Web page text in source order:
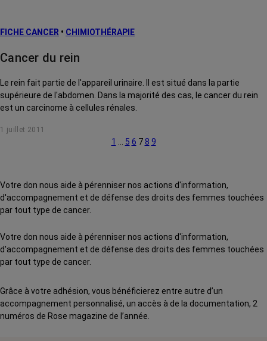
FICHE CANCER • CHIMIOTHÉRAPIE
Cancer du rein
Le rein fait partie de l'appareil urinaire. Il est situé dans la partie
supérieure de l'abdomen. Dans la majorité des cas, le cancer du rein
est un carcinome à cellules rénales.
1 juillet 2011
1 5 6 7 8 9
Votre don nous aide à pérenniser nos actions d'information,
d'accompagnement et de défense des droits des femmes touchées
par tout type de cancer.
Votre don nous aide à pérenniser nos actions d'information,
d'accompagnement et de défense des droits des femmes touchées
par tout type de cancer.
Grâce à votre adhésion, vous bénéficierez entre autre d’un
accompagnement personnalisé, un accès à de la documentation, 2
numéros de Rose magazine de l’année.